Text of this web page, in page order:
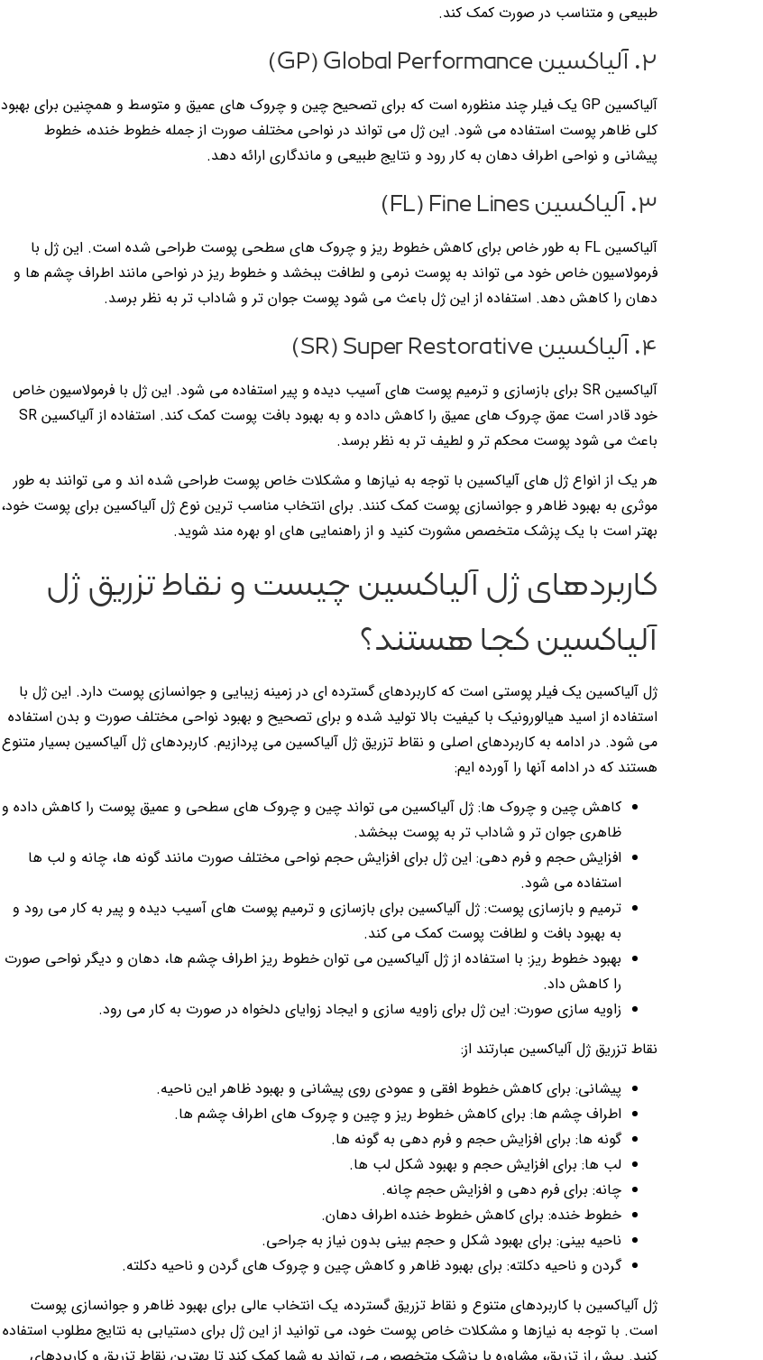
طبیعی و متناسب در صورت کمک کند.
۲. آلیاکسین GP) Global Performance)
آلیاکسین GP یک فیلر چند منظوره است که برای تصحیح چین و چروک های عمیق و متوسط و همچنین برای بهبود
کلی ظاهر پوست استفاده می شود. این ژل می تواند در نواحی مختلف صورت از جمله خطوط خنده، خطوط
پیشانی و نواحی اطراف دهان به کار رود و نتایج طبیعی و ماندگاری ارائه دهد.
۳. آلیاکسین FL) Fine Lines)
آلیاکسین FL به طور خاص برای کاهش خطوط ریز و چروک های سطحی پوست طراحی شده است. این ژل با
فرمولاسیون خاص خود می تواند به پوست نرمی و لطافت ببخشد و خطوط ریز در نواحی مانند اطراف چشم ها و
دهان را کاهش دهد. استفاده از این ژل باعث می شود پوست جوان تر و شاداب تر به نظر برسد.
۴. آلیاکسین SR) Super Restorative)
آلیاکسین SR برای بازسازی و ترمیم پوست های آسیب دیده و پیر استفاده می شود. این ژل با فرمولاسیون خاص
خود قادر است عمق چروک های عمیق را کاهش داده و به بهبود بافت پوست کمک کند. استفاده از آلیاکسین SR
باعث می شود پوست محکم تر و لطیف تر به نظر برسد.
هر یک از انواع ژل های آلیاکسین با توجه به نیازها و مشکلات خاص پوست طراحی شده اند و می توانند به طور
موثری به بهبود ظاهر و جوانسازی پوست کمک کنند. برای انتخاب مناسب ترین نوع ژل آلیاکسین برای پوست خود،
بهتر است با یک پزشک متخصص مشورت کنید و از راهنمایی های او بهره مند شوید.
کاربردهای ژل آلیاکسین چیست و نقاط تزریق ژل
آلیاکسین کجا هستند؟
ژل آلیاکسین یک فیلر پوستی است که کاربردهای گسترده ای در زمینه زیبایی و جوانسازی پوست دارد. این ژل با
استفاده از اسید هیالورونیک با کیفیت بالا تولید شده و برای تصحیح و بهبود نواحی مختلف صورت و بدن استفاده
می شود. در ادامه به کاربردهای اصلی و نقاط تزریق ژل آلیاکسین می پردازیم. کاربردهای ژل آلیاکسین بسیار متنوع
هستند که در ادامه آنها را آورده ایم:
کاهش چین و چروک ها: ژل آلیاکسین می تواند چین و چروک های سطحی و عمیق پوست را کاهش داده و
ظاهری جوان تر و شاداب تر به پوست ببخشد.
افزایش حجم و فرم دهی: این ژل برای افزایش حجم نواحی مختلف صورت مانند گونه ها، چانه و لب ها
استفاده می شود.
ترمیم و بازسازی پوست: ژل آلیاکسین برای بازسازی و ترمیم پوست های آسیب دیده و پیر به کار می رود و
به بهبود بافت و لطافت پوست کمک می کند.
بهبود خطوط ریز: با استفاده از ژل آلیاکسین می توان خطوط ریز اطراف چشم ها، دهان و دیگر نواحی صورت
را کاهش داد.
زاویه سازی صورت: این ژل برای زاویه سازی و ایجاد زوایای دلخواه در صورت به کار می رود.
نقاط تزریق ژل آلیاکسین عبارتند از:
پیشانی: برای کاهش خطوط افقی و عمودی روی پیشانی و بهبود ظاهر این ناحیه.
اطراف چشم ها: برای کاهش خطوط ریز و چین و چروک های اطراف چشم ها.
گونه ها: برای افزایش حجم و فرم دهی به گونه ها.
لب ها: برای افزایش حجم و بهبود شکل لب ها.
چانه: برای فرم دهی و افزایش حجم چانه.
خطوط خنده: برای کاهش خطوط خنده اطراف دهان.
ناحیه بینی: برای بهبود شکل و حجم بینی بدون نیاز به جراحی.
گردن و ناحیه دکلته: برای بهبود ظاهر و کاهش چین و چروک های گردن و ناحیه دکلته.
ژل آلیاکسین با کاربردهای متنوع و نقاط تزریق گسترده، یک انتخاب عالی برای بهبود ظاهر و جوانسازی پوست
است. با توجه به نیازها و مشکلات خاص پوست خود، می توانید از این ژل برای دستیابی به نتایج مطلوب استفاده
کنید. پیش از تزریق، مشاوره با پزشک متخصص می تواند به شما کمک کند تا بهترین نقاط تزریق و کاربردهای